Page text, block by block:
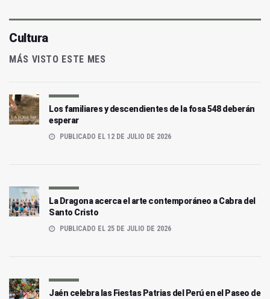
Cultura
MÁS VISTO ESTE MES
Los familiares y descendientes de la fosa 548 deberán
esperar
PUBLICADO EL 12 DE JULIO DE 2026
La Dragona acerca el arte contemporáneo a Cabra del
Santo Cristo
PUBLICADO EL 25 DE JULIO DE 2026
Jaén celebra las Fiestas Patrias del Perú en el Paseo de